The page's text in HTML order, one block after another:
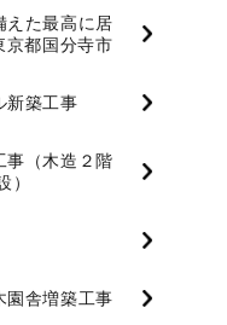
えた最高に居
都国分寺市
新築工事
事（木造２階
）
園舎増築工事